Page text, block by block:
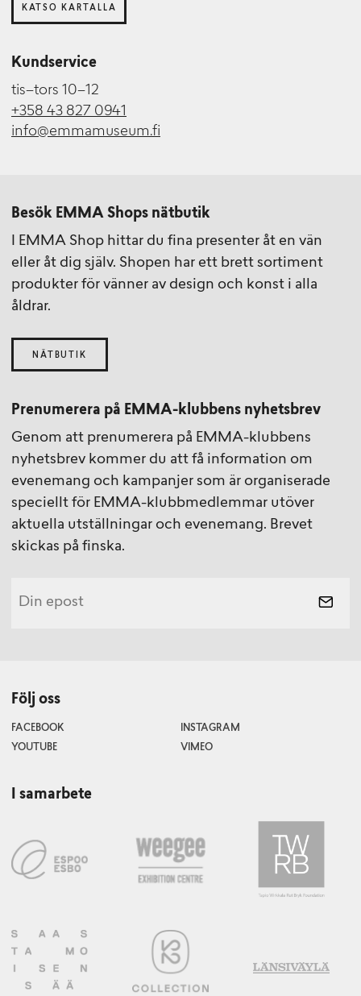
KATSO KARTALLA
Kundservice
tis–tors 10–12
+358 43 827 0941
info@emmamuseum.fi
Besök EMMA Shops nätbutik
I EMMA Shop hittar du fina presenter åt en vän
eller åt dig själv. Shopen har ett brett sortiment
produkter för vänner av design och konst i alla
åldrar.
NÄTBUTIK
Prenumerera på EMMA-klubbens nyhetsbrev
Genom att prenumerera på EMMA-klubbens
nyhetsbrev kommer du att få information om
evenemang och kampanjer som är organiserade
speciellt för EMMA-klubbmedlemmar utöver
aktuella utställningar och evenemang. Brevet
skickas på finska.
Följ oss
FACEBOOK
INSTAGRAM
YOUTUBE
VIMEO
I samarbete